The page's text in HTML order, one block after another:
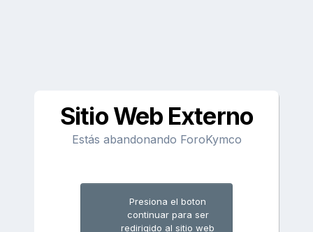
Sitio Web Externo
Estás abandonando ForoKymco
Presiona el boton
continuar para ser
redirigido al sitio web